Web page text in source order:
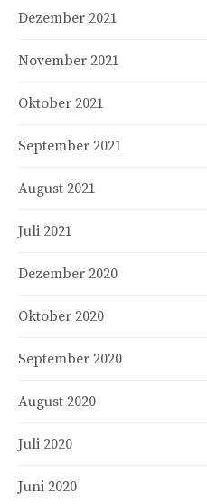
Dezember 2021
November 2021
Oktober 2021
September 2021
August 2021
Juli 2021
Dezember 2020
Oktober 2020
September 2020
August 2020
Juli 2020
Juni 2020